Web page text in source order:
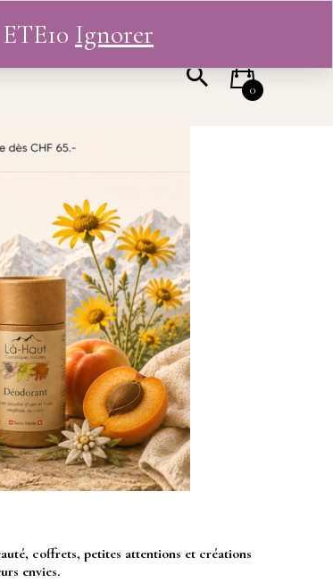
0
coffrets, petites attentions et créations
envies.
Ignorer